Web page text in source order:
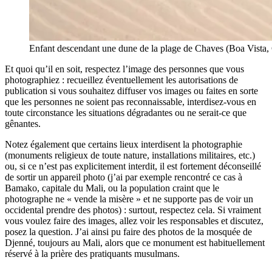
Enfant descendant une dune de la plage de Chaves (Boa
Et quoi qu’il en soit, respectez l’image des personnes que vous
photographiez : recueillez éventuellement les autorisations de
publication si vous souhaitez diffuser vos images ou faites en sorte
que les personnes ne soient pas reconnaissable, interdisez-vous en
toute circonstance les situations dégradantes ou ne serait-ce que
gênantes.
Notez également que certains lieux interdisent la photographie
(monuments religieux de toute nature, installations militaires, etc.)
ou, si ce n’est pas explicitement interdit, il est fortement déconseillé
de sortir un appareil photo (j’ai par exemple rencontré ce cas à
Bamako, capitale du Mali, ou la population craint que le
photographe ne « vende la misère » et ne supporte pas de voir un
occidental prendre des photos) : surtout, respectez cela. Si vraiment
vous voulez faire des images, allez voir les responsables et discutez,
posez la question. J’ai ainsi pu faire des photos de la mosquée de
Djenné, toujours au Mali, alors que ce monument est habituellement
réservé à la prière des pratiquants musulmans.